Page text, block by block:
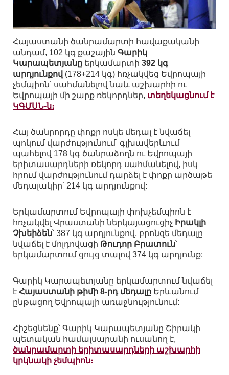
Հայաստանի ծանրամարտի հավաքականի
անդամ, 102 կգ քաշային Գարիկ
Կարապետյանը երկամարտի 392 կգ
արդյունքով (178+214 կգ) հռչակվեց Եվրոպայի
չեմպիոն՝ սահմանելով նաև աշխարհի ու
Եվրոպայի մի շարք ռեկորդներ, տեղեկացնում է
ԿԳՄՍՆ-ն։
Հայ ծանրորդը փոքր ոսկե մեդալ է նվաճել
պոկում վարժությունում՝ գլխավերևում
պահելով 178 կգ ծանրաձողն ու Եվրոպայի
երիտասարդների ռեկորդ սահմանելով, իսկ
հրում վարժությունում դարձել է փոքր արծաթե
մեդալակիր՝ 214 կգ արդյունքով:
Երկամարտում Եվրոպայի փոխչեմպիոն է
հռչակվել Վրաստանի ներկայացուցիչ Իրակլի
Չխեիձեն՝ 387 կգ արդյունքով, բրոնզե մեդալը
նվաճել է մոլդովացի Թուդոր Բրատուն՝
երկամարտում ցույց տալով 374 կգ արդյունք:
Գարիկ Կարապետյանը երկամարտում նվաճել
է Հայաստանի թիմի 8-րդ մեդալը Երևանում
ընթացող Եվրոպայի առաջնությունում:
Հիշեցնենք՝ Գարիկ Կարապետյանը Շիրակի
պետական համալսարանի ուսանող է,
ծանրամարտի երիտասարդների աշխարհի
կրկնակի չեմպիոն։